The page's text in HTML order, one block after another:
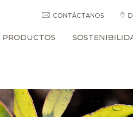
CONTÁCTANOS
PRODUCTOS